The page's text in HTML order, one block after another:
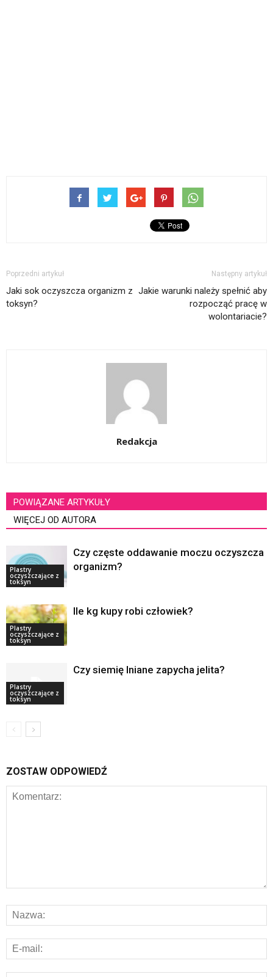
Poprzedni artykuł
Jaki sok oczyszcza organizm z
toksyn?
Następny artykuł
Jakie warunki należy spełnić aby
rozpocząć pracę w
wolontariacie?
Redakcja
POWIĄZANE ARTYKUŁY
WIĘCEJ OD AUTORA
Plastry
oczyszczające z
toksyn
Czy częste oddawanie moczu oczyszcza
organizm?
Plastry
oczyszczające z
toksyn
Ile kg kupy robi człowiek?
Plastry
oczyszczające z
toksyn
Czy siemię lniane zapycha jelita?
ZOSTAW ODPOWIEDŹ